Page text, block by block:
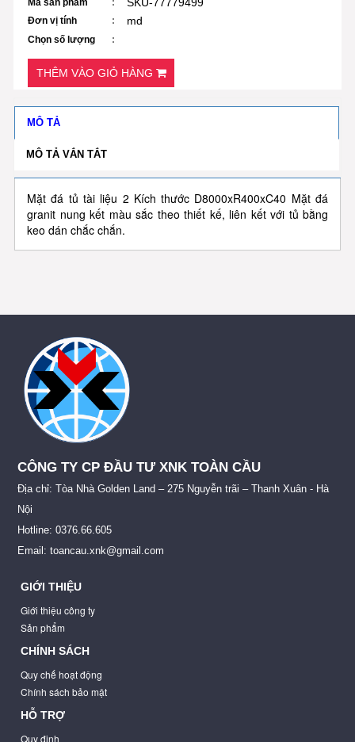
Mã sản phẩm
Đơn vị tính md
Chọn số lượng
THÊM VÀO GIỎ HÀNG
MÔ TẢ
MÔ TẢ VẮN TẮT
Mặt đá tủ tài liệu 2 Kích thước D8000xR400xC40 Mặt đá
granit nung kết màu sắc theo thiết kế, liên kết với tủ bằng
keo dán chắc chắn.
CÔNG TY CP ĐẦU TƯ XNK TOÀN CẦU
Địa chỉ: Tòa Nhà Golden Land – 275 Nguyễn trãi – Thanh Xuân - Hà
Nội
Hotline: 0376.66.605
Email: toancau.xnk@gmail.com
GIỚI THIỆU
Giới thiệu công ty
Sản phẩm
CHÍNH SÁCH
Quy chế hoạt động
Chính sách bảo mật
HỖ TRỢ
Quy định